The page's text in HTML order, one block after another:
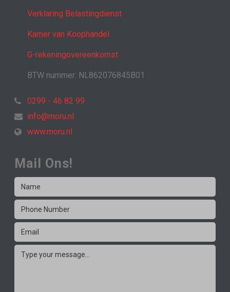
Verklaring Belastingdienst
Kamer van Koophandel
G-rekeningovereenkomst
BTW nummer: NL862076845B01
0299 - 46 82 99
info@moru.nl
www.moru.nl
Mail Ons!